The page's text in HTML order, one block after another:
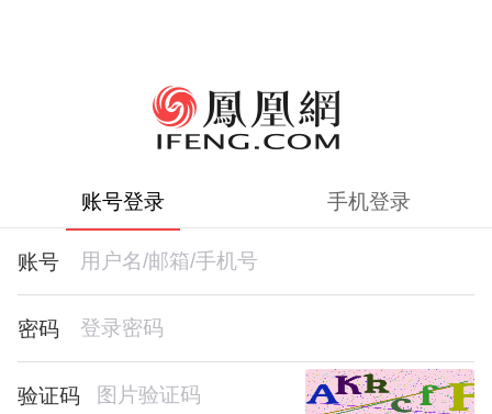
账号登录 手机登录
账号
密码
验证码